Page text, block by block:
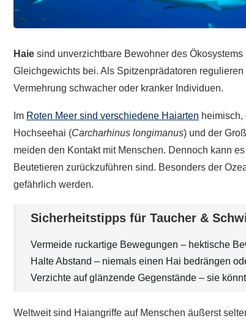
Haie sind unverzichtbare Bewohner des
Gleichgewichts bei. Als Spitzenprädatoren
Vermehrung schwacher oder kranker Individuen. ​
Im Roten Meer sind verschiedene Haiarten heimisch,
Hochseehai (Carcharhinus longimanus) und der
meiden den Kontakt mit Menschen. Dennoch kann
Beutetieren zurückzuführen sind. Besonders der
gefährlich werden. ​
Sicherheitstipps für Taucher &
Vermeide ruckartige Bewegungen – hektische
Halte Abstand – niemals einen Hai bedrängen
Verzichte auf glänzende Gegenstände – sie
Weltweit sind Haiangriffe auf Menschen äußerst